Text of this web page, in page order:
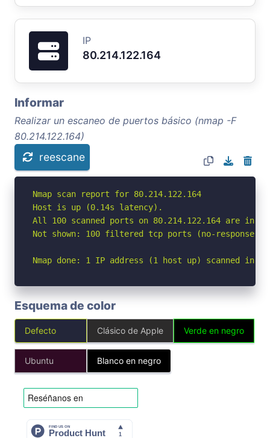
IP
80.214.122.164
Informar
Realizar un escaneo de puertos básico (nmap -F
80.214.122.164)
reescane
Nmap scan report for 80.214.122.164
Host is up (0.14s latency).
All 100 scanned ports on 80.214.122.164 are in
Not shown: 100 filtered tcp ports (no-response)
Nmap done: 1 IP address (1 host up) scanned in
Esquema de color
Defecto Clásico de Apple Verde en negro
Ubuntu Blanco en negro